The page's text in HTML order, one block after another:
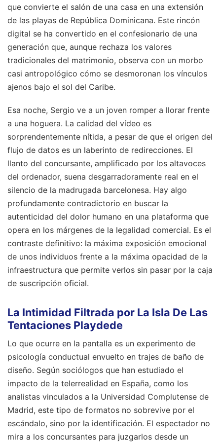
que convierte el salón de una casa en una extensión
de las playas de República Dominicana. Este rincón
digital se ha convertido en el confesionario de una
generación que, aunque rechaza los valores
tradicionales del matrimonio, observa con un morbo
casi antropológico cómo se desmoronan los vínculos
ajenos bajo el sol del Caribe.
Esa noche, Sergio ve a un joven romper a llorar frente
a una hoguera. La calidad del vídeo es
sorprendentemente nítida, a pesar de que el origen del
flujo de datos es un laberinto de redirecciones. El
llanto del concursante, amplificado por los altavoces
del ordenador, suena desgarradoramente real en el
silencio de la madrugada barcelonesa. Hay algo
profundamente contradictorio en buscar la
autenticidad del dolor humano en una plataforma que
opera en los márgenes de la legalidad comercial. Es el
contraste definitivo: la máxima exposición emocional
de unos individuos frente a la máxima opacidad de la
infraestructura que permite verlos sin pasar por la caja
de suscripción oficial.
La Intimidad Filtrada por La Isla De Las
Tentaciones Playdede
Lo que ocurre en la pantalla es un experimento de
psicología conductual envuelto en trajes de baño de
diseño. Según sociólogos que han estudiado el
impacto de la telerrealidad en España, como los
analistas vinculados a la Universidad Complutense de
Madrid, este tipo de formatos no sobrevive por el
escándalo, sino por la identificación. El espectador no
mira a los concursantes para juzgarlos desde un